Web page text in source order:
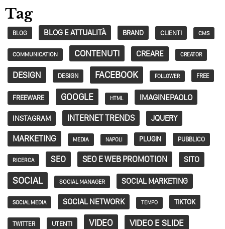
Tag
BLOG BLOG E ATTUALITÀ BRAND CLIENTI CMS
COMMUNICATION CONTENUTI CREARE CREATOR
DESIGN DESIGN FACEBOOK FOLLOWER FREE
FREEWARE GOOGLE HTML IMAGINEPAOLO
INSTAGRAM INTERNET TRENDS JQUERY
MARKETING MEDIA NAPOLI PLUGIN PUBBLICO
RICERCA SEO SEO E WEB PROMOTION SITO
SOCIAL SOCIAL MANAGER SOCIAL MARKETING
SOCIAL MEDIA SOCIAL NETWORK TEMPO TIKTOK
TWITTER UTENTI VIDEO VIDEO E SLIDE